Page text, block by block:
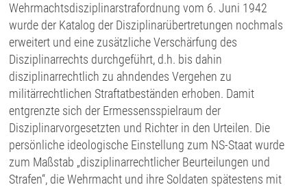
Wehrmachtsdisziplinarstrafordnung vom 6. Juni 1942
wurde der Katalog der Disziplinarübertretungen nochmals
erweitert und eine zusätzliche Verschärfung des
Disziplinarrechts durchgeführt, d.h. bis dahin
disziplinarrechtlich zu ahndendes Vergehen zu
militärrechtlichen Straftatbeständen erhoben. Damit
entgrenzte sich der Ermessensspielraum der
Disziplinarvorgesetzten und Richter in den Urteilen. Die
persönliche ideologische Einstellung zum NS-Staat wurde
zum Maßstab „disziplinarrechtlicher Beurteilungen und
Strafen“, die Wehrmacht und ihre Soldaten spätestens mit